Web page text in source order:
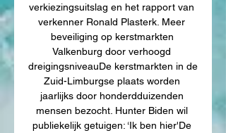
verkiezingsuitslag en het rapport van
verkenner Ronald Plasterk. Meer
beveiliging op kerstmarkten
Valkenburg door verhoogd
dreigingsniveauDe kerstmarkten in de
Zuid-Limburgse plaats worden
jaarlijks door honderdduizenden
mensen bezocht. Hunter Biden wil
publiekelijk getuigen: ‘Ik ben hier'De